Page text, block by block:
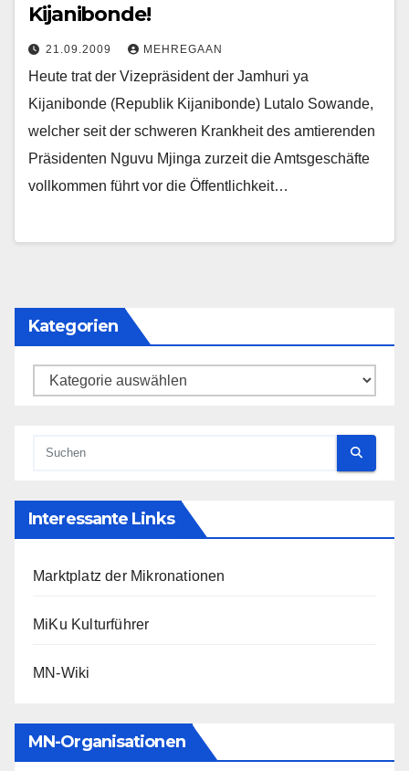
Kijanibonde!
21.09.2009 MEHREGAAN
Heute trat der Vizepräsident der Jamhuri ya
Kijanibonde (Republik Kijanibonde) Lutalo Sowande,
welcher seit der schweren Krankheit des amtierenden
Präsidenten Nguvu Mjinga zurzeit die Amtsgeschäfte
vollkommen führt vor die Öffentlichkeit…
Kategorien
Kategorien
Interessante Links
Marktplatz der Mikronationen
MiKu Kulturführer
MN-Wiki
MN-Organisationen